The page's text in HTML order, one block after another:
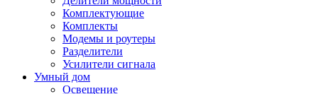
Комплектующие
Комплекты
Модемы и роутеры
Разделители
Усилители сигнала
Умный дом
Освещение